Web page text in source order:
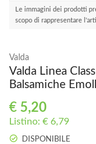
Le immagini dei prodotti
scopo di rappresentare
Valda
Valda Linea
Balsamiche
€ 5,20
Listino: € 6,79
DISPONIBILE